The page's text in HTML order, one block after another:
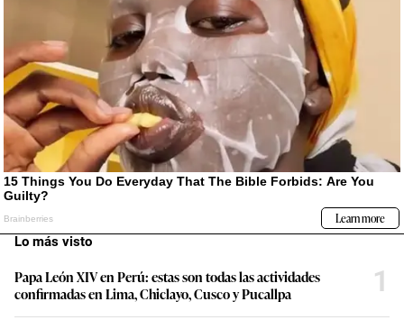
Lo más visto
Papa León XIV en Perú: estas son todas las actividades
confirmadas en Lima, Chiclayo, Cusco y Pucallpa
1